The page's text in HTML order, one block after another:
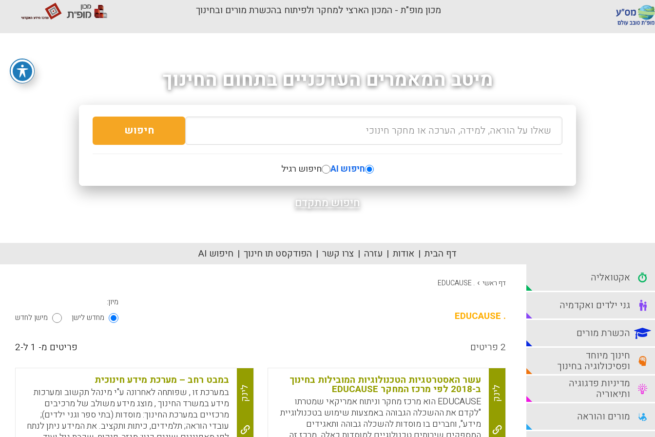
מכון מופ"ת - המכון הארצי למחקר ולפיתוח בהכשרת מורים ובחינוך
מיטב המאמרים העדכניים בתחום החינוך
חיפוש
חיפוש AI חיפוש רגיל
חיפוש מתקדם
דף הבית אודות עזרה צרו קשר הפודקסט תו חינוך חיפוש AI
דף ראשי ›
. EDUCAUSE
. EDUCAUSE
מיון:
מחדש לישן
מישן לחדש
2 פריטים פריטים מ- 1 ל-2
לינק
עשר האסטרטגיות הטכנולוגיות המובילות בחינוך
ב-2018 לפי מרכז המחקר EDUCAUSE
EDUCAUSE הוא מרכז מחקר וניתוח אמריקאי שמטרתו
"לקדם את ההשכלה הגבוהה באמצעות שימוש בטכנולוגיית
מידע", וחברים בו מוסדות להשכלה גבוהה ותאגידים
לינק
במבט רחב – מערכת מידע חינוכית
במערכת זו , שפותחה לאחרונה ע"י מינהל תקשוב ומערכות
מידע במשרד החינוך , מוצג מידע משולב של מרכיבים
מרכזיים במערכת החינוך: מוסדות (בתי ספר וגני ילדים);
עובדי הוראה; תלמידים, כיתות ותקציב. את המידע ניתן לנתח
אקטואליה
גני ילדים ואקדמיה
הכשרת מורים
חינוך מיוחד
ופסיכולוגיה בחינוך
מדיניות פדגוגיה
ותיאוריה
מורים והוראה